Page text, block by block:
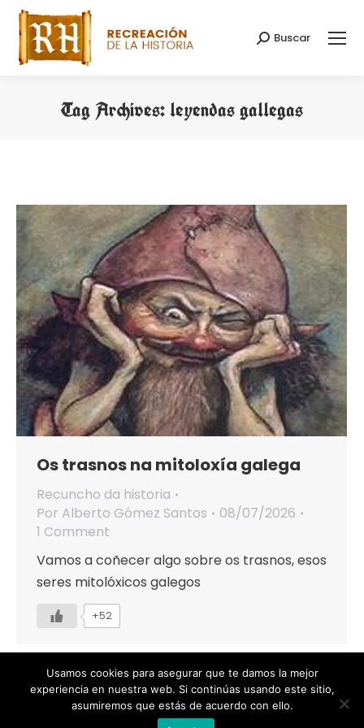
Search:
Buscar
Tag Archives: leyendas gallegas
Os trasnos na mitoloxía galega
Recuncho da historia
Por Alberto Gómez Santos
08/07/2026
1 Comment
Vamos a coñecer algo sobre os trasnos, esos
seres mitolóxicos galegos
+52
Usamos cookies para asegurar que te damos la mejor
experiencia en nuestra web. Si continúas usando este sitio,
asumiremos que estás de acuerdo con ello.